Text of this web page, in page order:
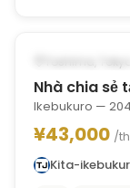
Toshima, Tokyo
Nhà chia sẻ
Ikebukuro — 204
¥43,000 /
Kita-